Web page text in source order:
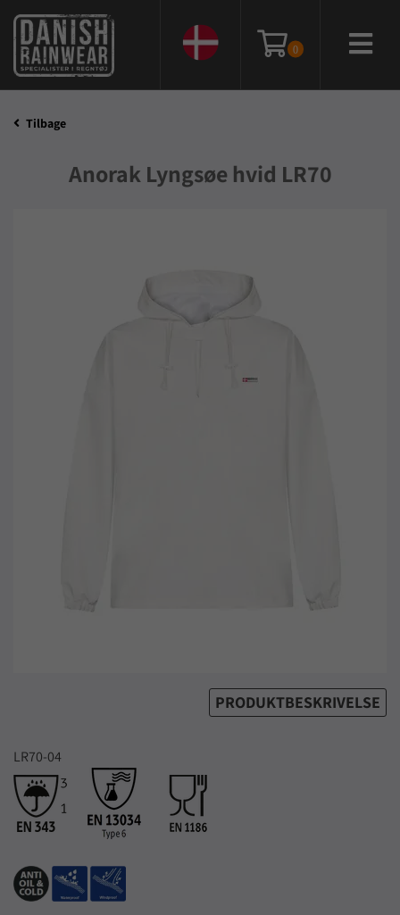
0
Tilbage
Anorak Lyngsøe hvid LR70
PRODUKTBESKRIVELSE
LR70-04